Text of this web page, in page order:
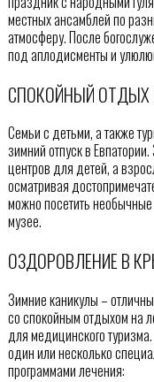
местных ансамблей по
атмосферу. После
под аплодисменты и
СПОКОЙНЫЙ ОТДЫХ
Семьи с детьми, а также
зимний отпуск в
центров для детей, а
осматривая
можно посетить
музее.
ОЗДОРОВЛЕНИЕ В
Зимние каникулы –
со спокойным отдыхом на
для медицинского
один или несколько
программами лечения: